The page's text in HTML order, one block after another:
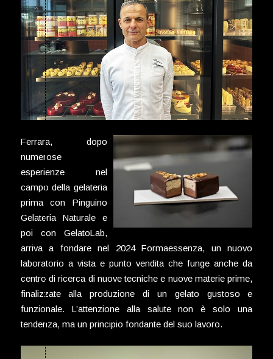
Ferrara, dopo
numerose
esperienze nel
campo della gelateria
prima con Pinguino
Gelateria Naturale e
poi con GelatoLab,
arriva a fondare nel 2024 Formaessenza, un nuovo
laboratorio a vista e punto vendita che funge anche da
centro di ricerca di nuove tecniche e nuove materie prime,
finalizzate alla produzione di un gelato gustoso e
funzionale. L’attenzione alla salute non è solo una
tendenza, ma un principio fondante del suo lavoro.